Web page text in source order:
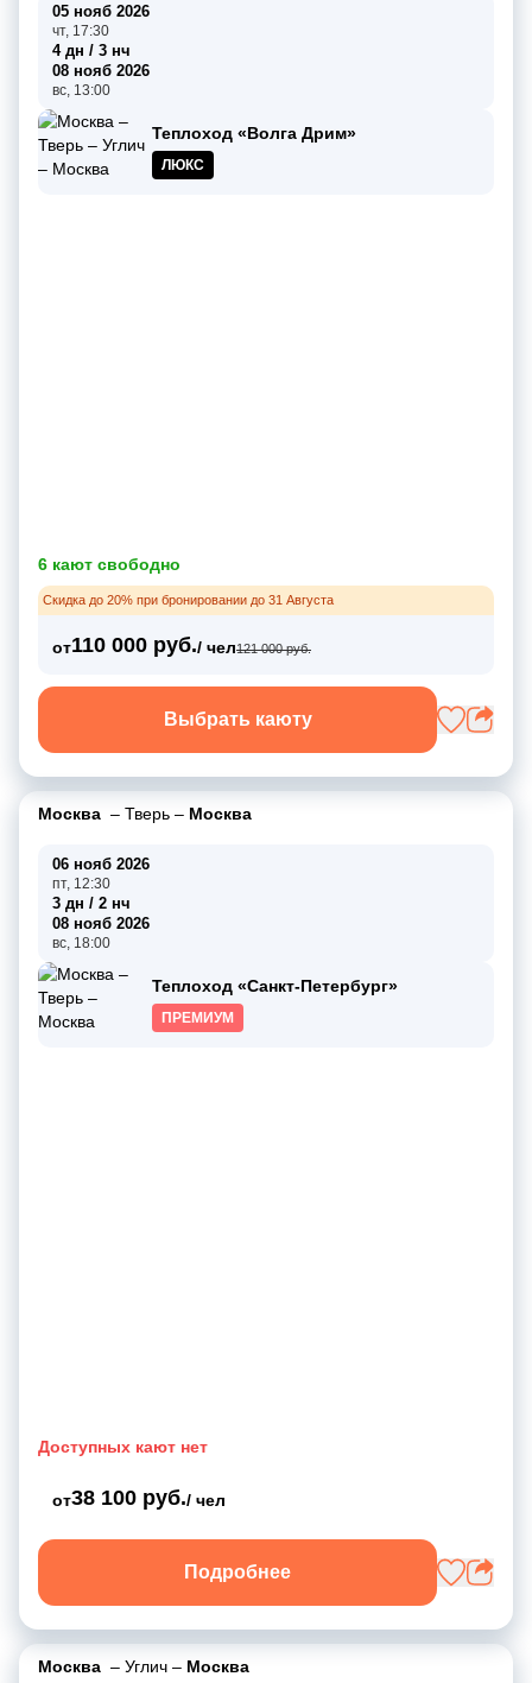
05 нояб 2026
чт, 17:30
4 дн / 3 нч
08 нояб 2026
вс, 13:00
Теплоход «Волга Дрим»
ЛЮКС
6 кают свободно
Скидка до 20% при бронировании до 31 Августа
от110 000 руб./ чел121 000 руб.
Выбрать каюту
Москва – Тверь – Москва
06 нояб 2026
пт, 12:30
3 дн / 2 нч
08 нояб 2026
вс, 18:00
Теплоход «Санкт-Петербург»
ПРЕМИУМ
Доступных кают нет
от38 100 руб./ чел
Подробнее
Москва – Углич – Москва